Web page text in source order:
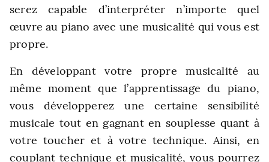
serez capable d’interpréter n’importe quel
œuvre au piano avec une musicalité qui vous est
propre.
En développant votre propre musicalité au
même moment que l’apprentissage du piano,
vous développerez une certaine sensibilité
musicale tout en gagnant en souplesse quant à
votre toucher et à votre technique. Ainsi, en
couplant technique et musicalité, vous pourrez